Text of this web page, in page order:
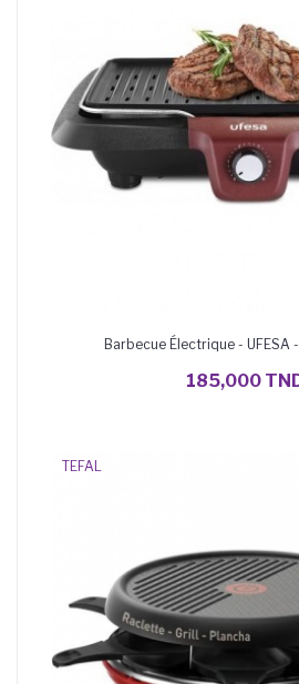
Barbecue Électrique -
185,000
TEFAL